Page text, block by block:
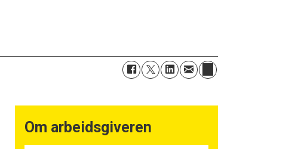
Om arbeidsgiveren